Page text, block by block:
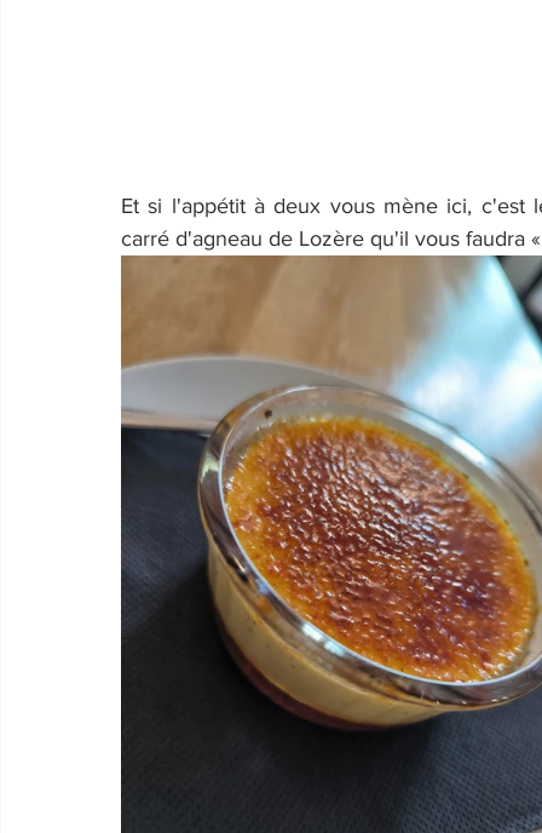
Et si l'appétit à deux vous mène ici, c'est
carré d'agneau de Lozère qu'il vous faudra «